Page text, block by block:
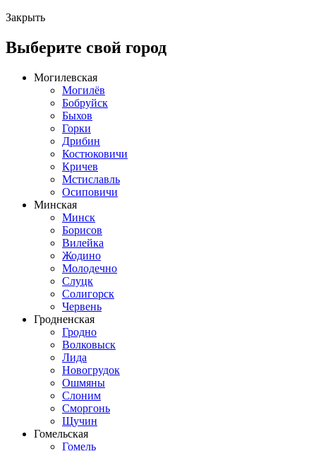
Закрыть
Выберите свой город
Могилевская
Могилёв
Бобруйск
Быхов
Горки
Дрибин
Костюковичи
Кричев
Мстиславль
Осиповичи
Минская
Минск
Борисов
Вилейка
Жодино
Молодечно
Слуцк
Солигорск
Червень
Гродненская
Гродно
Волковыск
Лида
Новогрудок
Ошмяны
Слоним
Сморгонь
Щучин
Гомельская
Гомель